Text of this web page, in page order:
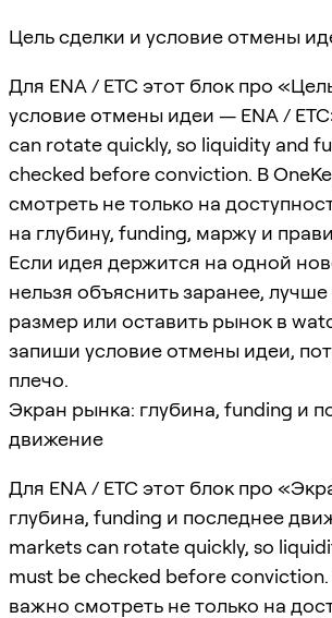
Цель сделки и условие отмены
Для ENA / ETC этот блок про
условие отмены идеи — ENA /
can rotate quickly, so liquidity and
checked before conviction. В
смотреть не только на
на глубину, funding, маржу и
Если идея держится на одной
нельзя объяснить заранее,
размер или оставить рынок в
запиши условие отмены идеи,
плечо.
Экран рынка: глубина, funding и
движение
Для ENA / ETC этот блок про
глубина, funding и последнее
markets can rotate quickly, so
must be checked before conviction.
важно смотреть не только на